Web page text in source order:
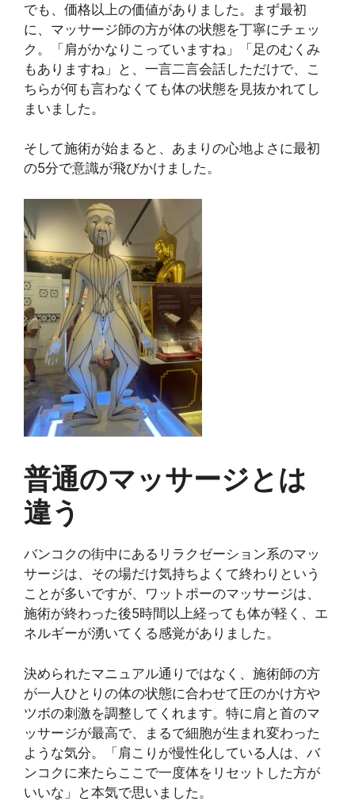
でも、価格以上の価値がありました。まず最初
に、マッサージ師の方が体の状態を丁寧にチェッ
ク。「肩がかなりこっていますね」「足のむくみ
もありますね」と、一言二言会話しただけで、こ
ちらが何も言わなくても体の状態を見抜かれてし
まいました。
そして施術が始まると、あまりの心地よさに最初
の5分で意識が飛びかけました。
普通のマッサージとは
違う
バンコクの街中にあるリラクゼーション系のマッ
サージは、その場だけ気持ちよくて終わりという
ことが多いですが、ワットポーのマッサージは、
施術が終わった後5時間以上経っても体が軽く、エ
ネルギーが湧いてくる感覚がありました。
決められたマニュアル通りではなく、施術師の方
が一人ひとりの体の状態に合わせて圧のかけ方や
ツボの刺激を調整してくれます。特に肩と首のマ
ッサージが最高で、まるで細胞が生まれ変わった
ような気分。「肩こりが慢性化している人は、バ
ンコクに来たらここで一度体をリセットした方が
いいな」と本気で思いました。